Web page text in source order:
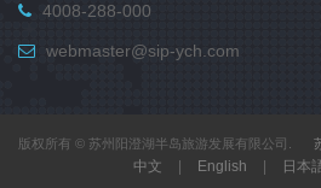
4008-288-000
webmaster@sip-ych.com
版权所有 © 苏州阳澄湖半岛旅游发展有限公司.
中文 English 日本